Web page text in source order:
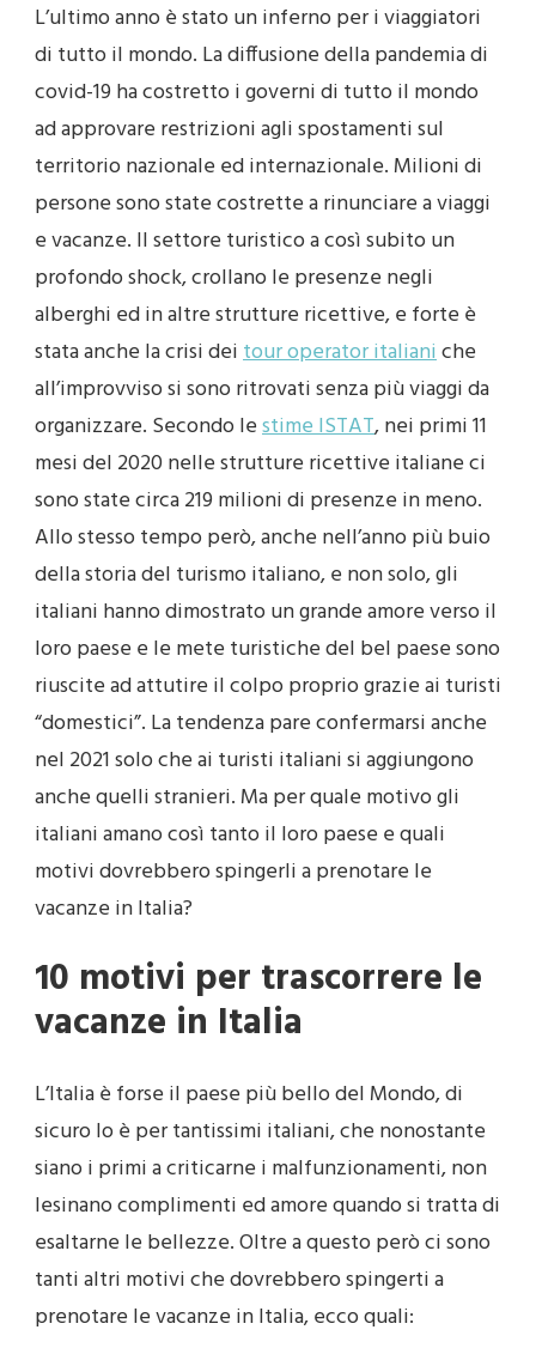
L’ultimo anno è stato un inferno per i viaggiatori
di tutto il mondo. La diffusione della pandemia di
covid-19 ha costretto i governi di tutto il mondo
ad approvare restrizioni agli spostamenti sul
territorio nazionale ed internazionale. Milioni di
persone sono state costrette a rinunciare a viaggi
e vacanze. Il settore turistico a così subito un
profondo shock, crollano le presenze negli
alberghi ed in altre strutture ricettive, e forte è
stata anche la crisi deitour operator italianiche
all’improvviso si sono ritrovati senza più viaggi da
organizzare. Secondo lestime ISTAT, nei primi 11
mesi del 2020 nelle strutture ricettive italiane ci
sono state circa 219 milioni di presenze in meno.
Allo stesso tempo però, anche nell’anno più buio
della storia del turismo italiano, e non solo, gli
italiani hanno dimostrato un grande amore verso il
loro paese e le mete turistiche del bel paese sono
riuscite ad attutire il colpo proprio grazie ai turisti
“domestici”. La tendenza pare confermarsi anche
nel 2021 solo che ai turisti italiani si aggiungono
anche quelli stranieri. Ma per quale motivo gli
italiani amano così tanto il loro paese e quali
motivi dovrebbero spingerli a prenotare le
vacanze in Italia?
10 motivi per trascorrere le
vacanze in Italia
L’Italia è forse il paese più bello del Mondo, di
sicuro lo è per tantissimi italiani, che nonostante
siano i primi a criticarne i malfunzionamenti, non
lesinano complimenti ed amore quando si tratta di
esaltarne le bellezze. Oltre a questo però ci sono
tanti altri motivi che dovrebbero spingerti a
prenotare le vacanze in Italia, ecco quali: